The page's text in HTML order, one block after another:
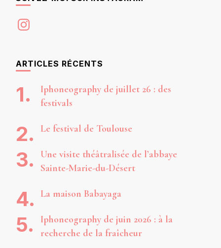
Instagram
ARTICLES RÉCENTS
Iphoneography de juillet 26 : des
festivals
Le festival de Toulouse
Une visite théâtralisée de l’abbaye
Sainte-Marie-du-Désert
La maison Babayaga
Iphoneography de juin 2026 : à la
recherche de la fraîcheur